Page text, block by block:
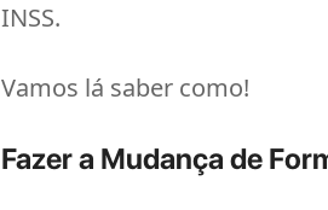
INSS.
Vamos lá saber como!
Fazer a Mudança de